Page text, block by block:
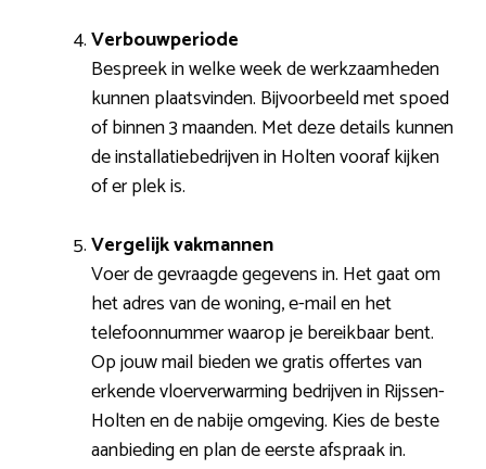
Verbouwperiode
Bespreek in welke week de werkzaamheden
kunnen plaatsvinden. Bijvoorbeeld met spoed
of binnen 3 maanden. Met deze details kunnen
de installatiebedrijven in Holten vooraf kijken
of er plek is.
Vergelijk vakmannen
Voer de gevraagde gegevens in. Het gaat om
het adres van de woning, e-mail en het
telefoonnummer waarop je bereikbaar bent.
Op jouw mail bieden we gratis offertes van
erkende vloerverwarming bedrijven in Rijssen-
Holten en de nabije omgeving. Kies de beste
aanbieding en plan de eerste afspraak in.